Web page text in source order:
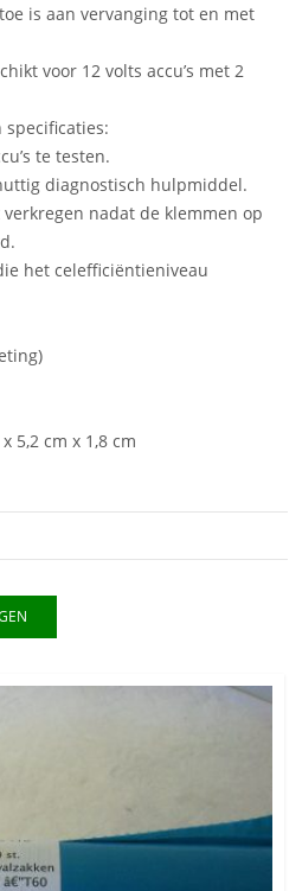
is aan vervanging tot en met
voor 12 volts accu’s met 2
specificaties:
te testen.
diagnostisch hulpmiddel.
nadat de klemmen op
het celefficiëntieniveau
5,2 cm x 1,8 cm